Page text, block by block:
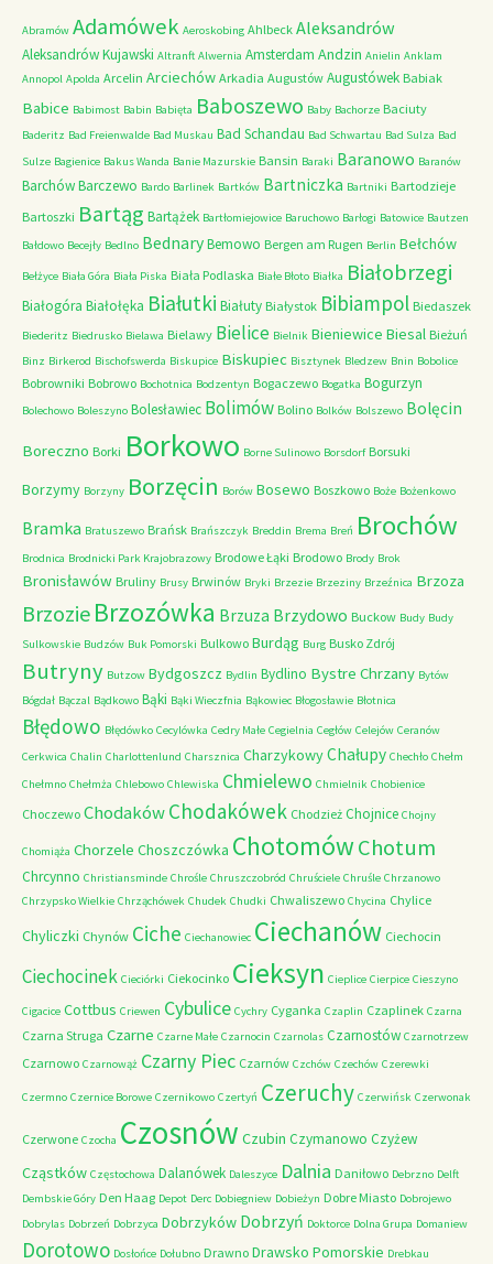
Abramów Adamówek Aeroskobing Ahlbeck Aleksandrów
Aleksandrów Kujawski Altranft Alwernia Amsterdam Andzin Anielin Anklam
Annopol Apolda Arcelin Arciechów Arkadia Augustów Augustówek Babiak
Babice Babimost Babin Babięta Baboszewo Baby Bachorze Baciuty
Baderitz Bad Freienwalde Bad Muskau Bad Schandau Bad Schwartau Bad Sulza Bad
Sulze Bagienice Bakus Wanda Banie Mazurskie Bansin Baraki Baranowo Baranów
BarchówBarczewo Bardo Barlinek Bartków Bartniczka Bartniki Bartodzieje
Bartoszki Bartąg Bartążek Bartłomiejowice Baruchowo Barłogi Batowice Bautzen
Bałdowo Becejły Bedlno BednaryBemowo Bergen am Rugen Berlin Bełchów
Bełżyce Biała Góra Biała Piska Biała Podlaska Białe Błoto Białka Białobrzegi
Białogóra Białołęka Białutki Białuty Białystok Bibiampol Biedaszek
Biederitz Biedrusko Bielawa Bielawy Bielice Bielnik Bieniewice Biesal Bieżuń
Binz Birkerod Bischofswerda Biskupice Biskupiec Bisztynek Bledzew Bnin Bobolice
Bobrowniki Bobrowo Bochotnica Bodzentyn Bogaczewo Bogatka Bogurzyn
Bolechowo Boleszyno Bolesławiec Bolimów Bolino Bolków Bolszewo Bolęcin
Boreczno Borki Borkowo Borne Sulinowo Borsdorf Borsuki
Borzymy Borzyny Borzęcin Borów Bosewo Boszkowo Boże Bożenkowo
Bramka Bratuszewo Brańsk Brańszczyk Breddin Brema Breń Brochów
Brodnica Brodnicki Park Krajobrazowy Brodowe Łąki Brodowo Brody Brok
Bronisławów Bruliny Brusy Brwinów Bryki Brzezie Brzeziny Brzeźnica Brzoza
Brzozie Brzozówka Brzuza Brzydowo Buckow Budy Budy
Sulkowskie Budzów Buk Pomorski Bulkowo Burdąg Burg Busko Zdrój
Butryny Butzow Bydgoszcz Bydlin Bydlino Bystre Chrzany Bytów
Bógdał Bączal Bądkowo Bąki Bąki Wieczfnia Bąkowiec Błogosławie Błotnica
Błędowo Błędówko Cecylówka Cedry Małe Cegielnia Cegłów Celejów Ceranów
Cerkwica Chalin Charlottenlund Charsznica CharzykowyChałupy Chechło Chełm
Chełmno Chełmża Chlebowo Chlewiska Chmielewo Chmielnik Chobienice
Choczewo ChodakówChodakówek Chodzież Chojnice Chojny
Chomiąża Chorzele Choszczówka ChotomówChotum
Chrcynno Christiansminde Chrośle Chruszczobród Chruściele Chruśle Chrzanowo
Chrzypsko Wielkie Chrząchówek Chudek Chudki Chwaliszewo Chycina Chylice
Chyliczki Chynów Ciche Ciechanowiec Ciechanów Ciechocin
Ciechocinek Cieciórki Ciekocinko Cieksyn Cieplice Cierpice Cieszyno
Cigacice Cottbus Criewen Cybulice Cychry Cyganka Czaplin Czaplinek Czarna
Czarna Struga Czarne Czarne Małe Czarnocin Czarnolas Czarnostów Czarnotrzew
Czarnowo Czarnowąż Czarny Piec Czarnów Czchów Czechów Czerewki
Czermno Czernice Borowe Czernikowo Czertyń Czeruchy Czerwińsk Czerwonak
Czerwone Czocha Czosnów Czubin Czymanowo Czyżew
Cząstków Częstochowa Dalanówek Daleszyce Dalnia Daniłowo Debrzno Delft
Dembskie Góry Den Haag Depot Derc Dobiegniew Dobieżyn Dobre Miasto Dobrojewo
Dobrylas Dobrzeń Dobrzyca Dobrzyków Dobrzyń Doktorce Dolna Grupa Domaniew
Dorotowo Dosłońce Dołubno Drawno Drawsko Pomorskie Drebkau